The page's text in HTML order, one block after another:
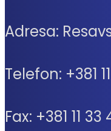
Adresa:
Telefon: +381
Fax: +381 11 33